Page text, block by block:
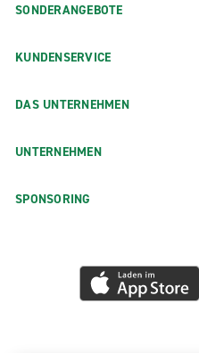
SONDERANGEBOTE
KUNDENSERVICE
DAS UNTERNEHMEN
UNTERNEHMEN
SPONSORING